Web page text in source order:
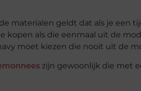
materialen geldt dat als je een
kopen als die eenmaal uit de
moet kiezen die nooit uit de
zijn gewoonlijk die met